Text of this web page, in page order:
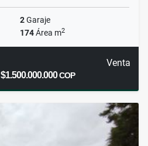
2Garaje
174Área m2
Venta
$1.500.000.000COP